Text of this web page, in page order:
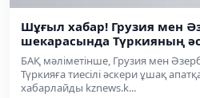
Шұғыл хабар! Грузия мен
шекарасында Түркияның
БАҚ мәліметінше, Грузия мен
Түркияға тиесілі әскери ұшақ
хабарлайды kznews.k...